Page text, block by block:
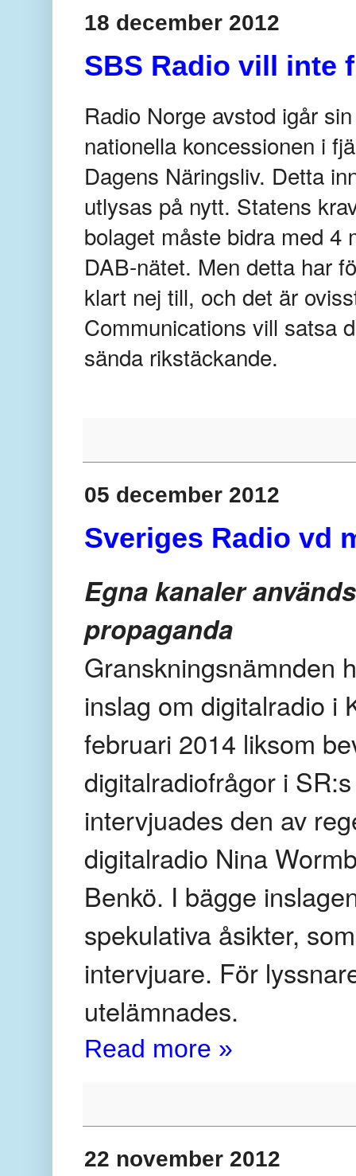
18 december 2012
SBS Radio vill inte
Radio Norge avstod igår
nationella koncessionen i
Dagens Näringsliv. Detta
utlysas på nytt. Statens
bolaget måste bidra med 4
DAB-nätet. Men detta har
klart nej till, och det är
Communications vill satsa
sända rikstäckande.
05 december 2012
Sveriges Radio vd
Egna kanaler
propaganda
Granskningsnämnden
inslag om digitalradio i
februari 2014 liksom
digitalradiofrågor i
intervjuades den av
digitalradio Nina
Benkö. I bägge
spekulativa åsikter,
intervjuare. För
utelämnades.
Read more »
22 november 2012